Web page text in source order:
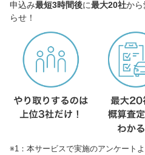
申込み最短3時間後に最大20社から
らせ！
※1：本サービスで実施のアンケート